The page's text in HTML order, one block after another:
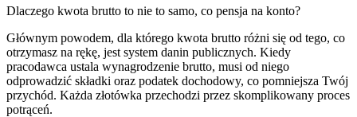
Dlaczego kwota brutto to nie to samo, co pensja na konto?
Głównym powodem, dla którego kwota brutto różni się od tego, co
otrzymasz na rękę, jest system danin publicznych. Kiedy
pracodawca ustala wynagrodzenie brutto, musi od niego
odprowadzić składki oraz podatek dochodowy, co pomniejsza Twój
przychód. Każda złotówka przechodzi przez skomplikowany proces
potrąceń.